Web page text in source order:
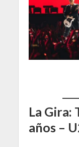
La Gira:
años –